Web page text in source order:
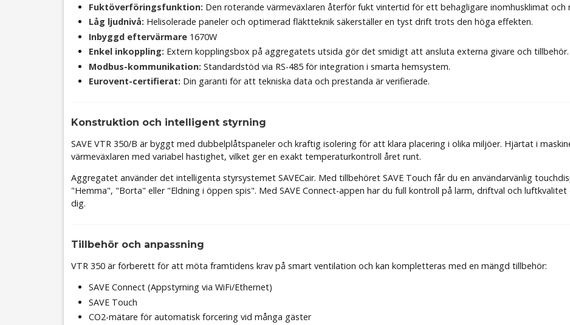
Fuktöverföringsfunktion: Den roterande värmeväxlaren återför fukt vintertid för ett behagligare inomhusklimat och
Låg ljudnivå: Helisolerade paneler och optimerad fläktteknik säkerställer en tyst drift trots den höga effekten.
Inbyggd eftervärmare 1670W
Enkel inkoppling: Extern kopplingsbox på aggregatets utsida gör det smidigt att ansluta externa givare och tillbehör.
Modbus-kommunikation: Standardstöd via RS-485 för integration i smarta hemsystem.
Eurovent-certifierat: Din garanti för att tekniska data och prestanda är verifierade.
Konstruktion och intelligent styrning
SAVE VTR 350/B är byggt med dubbelplåtspaneler och kraftig isolering för att klara placering i olika miljöer. Hjärtat i
värmeväxlaren med variabel hastighet, vilket ger en exakt temperaturkontroll året runt.
Aggregatet använder det intelligenta styrsystemet SAVECair. Med tillbehöret SAVE Touch får du en användarvänlig
"Hemma", "Borta" eller "Eldning i öppen spis". Med SAVE Connect-appen har du full kontroll på larm, driftval och
dig.
Tillbehör och anpassning
VTR 350 är förberett för att möta framtidens krav på smart ventilation och kan kompletteras med en mängd tillbehör:
SAVE Connect (Appstyrning via WiFi/Ethernet)
SAVE Touch
CO2-mätare för automatisk forcering vid många gäster